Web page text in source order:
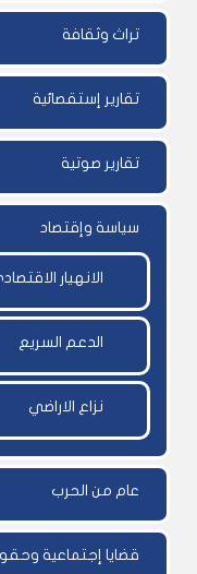
تراث وثقافة
تقارير إستقصائية
تقارير صوتية
سياسة وإقتصاد
الانهيار
الدعم السريع
نزاع الاراضي
عام من الحرب
قضايا إجتماعية